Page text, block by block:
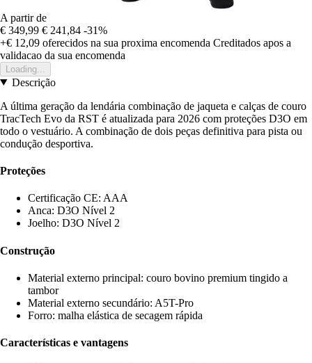
A partir de
€ 349,99 € 241,84 -31%
+€ 12,09 oferecidos na sua proxima encomenda Creditados apos a
validacao da sua encomenda
Loading...
Descrição
A última geração da lendária combinação de jaqueta e calças de couro
TracTech Evo da RST é atualizada para 2026 com proteções D3O em
todo o vestuário. A combinação de dois peças definitiva para pista ou
condução desportiva.
Proteções
Certificação CE: AAA
Anca: D3O Nível 2
Joelho: D3O Nível 2
Construção
Material externo principal: couro bovino premium tingido a
tambor
Material externo secundário: A5T-Pro
Forro: malha elástica de secagem rápida
Características e vantagens